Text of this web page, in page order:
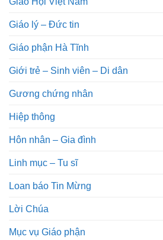
Giáo lý – Đức tin
Giáo phận Hà Tĩnh
Giới trẻ – Sinh viên – Di dân
Gương chứng nhân
Hiệp thông
Hôn nhân – Gia đình
Linh mục – Tu sĩ
Loan báo Tin Mừng
Lời Chúa
Mục vụ Giáo phận